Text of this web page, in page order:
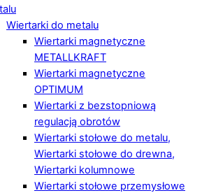
Wiertarki do metalu
Wiertarki magnetyczne
METALLKRAFT
Wiertarki magnetyczne
OPTIMUM
Wiertarki z bezstopniową
regulacją obrotów
Wiertarki stołowe do metalu,
Wiertarki stołowe do drewna,
Wiertarki kolumnowe
Wiertarki stołowe przemysłowe